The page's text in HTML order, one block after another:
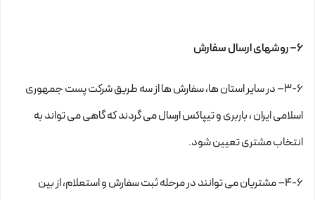
۶– روشهای ارسال سفارش
۳-۶– در سایر استان ها، سفارش ها از سه طریق شرکت پست جمهوری
اسلامی ایران ، باربری و تیپاکس ارسال می گردند که گاهی می تواند به
انتخاب مشتری تعیین شود.
۴-۶– مشتریان می توانند در مرحله ثبت سفارش و استعلام، از بین